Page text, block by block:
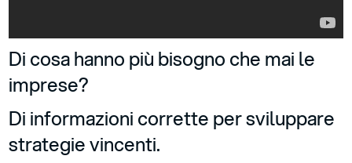
Di cosa hanno più bisogno che mai le
imprese?
Di informazioni corrette per sviluppare
strategie vincenti.